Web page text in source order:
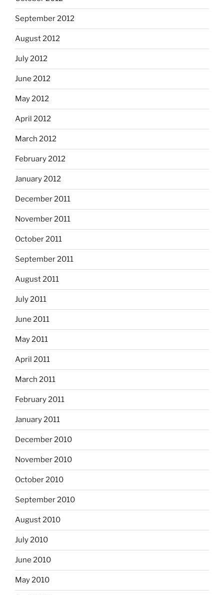
September 2012
August 2012
July 2012
June 2012
May 2012
April 2012
March 2012
February 2012
January 2012
December 2011
November 2011
October 2011
September 2011
August 2011
July 2011
June 2011
May 2011
April 2011
March 2011
February 2011
January 2011
December 2010
November 2010
October 2010
September 2010
August 2010
July 2010
June 2010
May 2010